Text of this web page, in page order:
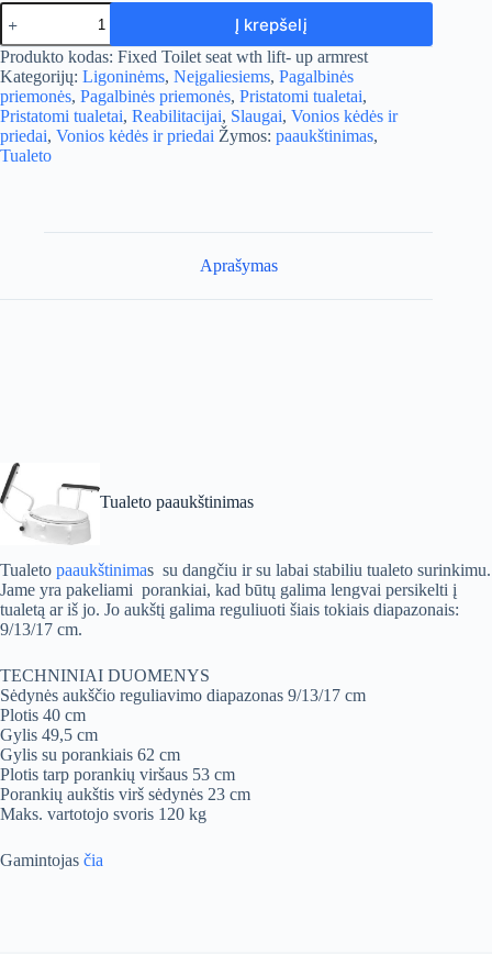
produkto
kiekis:
Tualeto
paaukštinimas
Į krepšelį
A
l
t
e
r
n
Produkto kodas: Fixed Toilet seat wth lift- up armrest
Kategorijų: Ligoninėms, Neįgaliesiems, Pagalbinės
priemonės, Pagalbinės priemonės, Pristatomi tualetai,
Pristatomi tualetai, Reabilitacijai, Slaugai, Vonios kėdės ir
priedai, Vonios kėdės ir priedai Žymos: paaukštinimas,
Tualeto
Aprašymas
Tualeto paaukštinimas
Tualeto paaukštinimas su dangčiu ir su labai stabiliu tualeto surinkimu.
Jame yra pakeliami porankiai, kad būtų galima lengvai persikelti į
tualetą ar iš jo. Jo aukštį galima reguliuoti šiais tokiais diapazonais:
9/13/17 cm.
TECHNINIAI DUOMENYS
Sėdynės aukščio reguliavimo diapazonas 9/13/17 cm
Plotis 40 cm
Gylis 49,5 cm
Gylis su porankiais 62 cm
Plotis tarp porankių viršaus 53 cm
Porankių aukštis virš sėdynės 23 cm
Maks. vartotojo svoris 120 kg
Gamintojas čia